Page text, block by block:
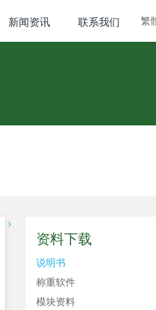
新闻资讯 联系我们 繁
资料下载
说明书
称重软件
模块资料